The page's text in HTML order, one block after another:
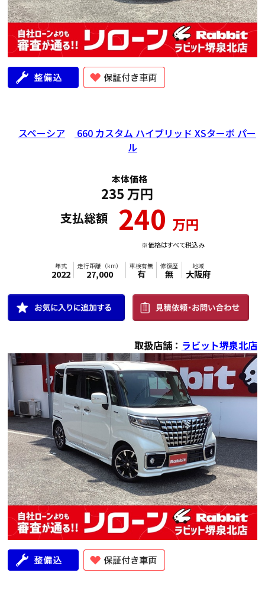
2023
走行距離（km）
27,000
車検有無
有
スペーシア
660 カスタム ハイブリッド XSターボ パー
ル
本体価格
235 万円
支払総額 240 万円
※価格はすべて税込み
取扱店舗： ラビット堺泉北店